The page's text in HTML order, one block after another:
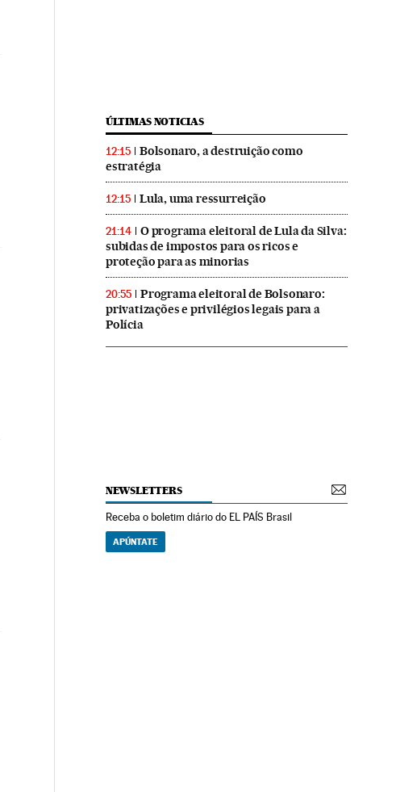
ÚLTIMAS NOTICIAS
12:15
Bolsonaro, a destruição como
estratégia
12:15 Lula, uma ressurreição
21:14
O programa eleitoral de Lula da Silva:
subidas de impostos para os ricos e
proteção para as minorias
20:55
Programa eleitoral de Bolsonaro:
privatizações e privilégios legais para a
Polícia
NEWSLETTERS
Receba o boletim diário do EL PAÍS Brasil
APÚNTATE